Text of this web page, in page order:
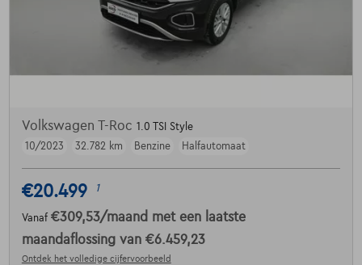
Volkswagen T-Roc 1.0 TSI Style
10/2023
32.782 km Benzine Halfautomaat
€20.499 1
Vanaf €309,53/maand met een laatste
maandaflossing van €6.459,23
Ontdek het volledige cijfervoorbeeld